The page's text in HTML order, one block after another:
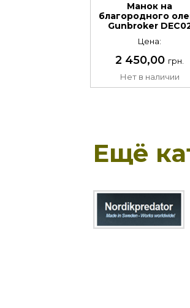
Манок на
благородного
Gunbroker
Цена:
2 450,00 грн.
Нет в наличии
Ещё